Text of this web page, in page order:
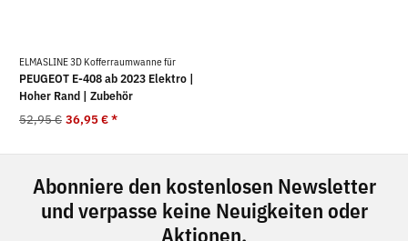
ELMASLINE 3D Kofferraumwanne für
PEUGEOT E-408 ab 2023 Elektro |
Hoher Rand | Zubehör
52,95 € 36,95 €*
Abonniere den kostenlosen Newsletter
und verpasse keine Neuigkeiten oder
Aktionen.